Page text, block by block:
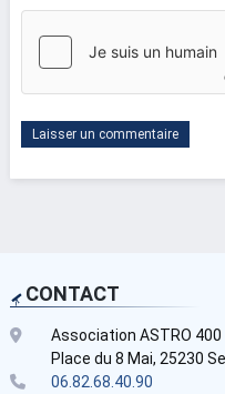
CONTACT
Association ASTRO 400
Place du 8 Mai, 25230
06.82.68.40.90